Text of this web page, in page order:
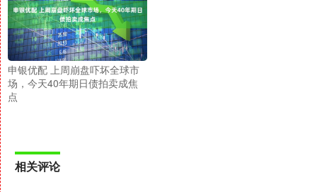
申银优配 上周崩盘吓坏全球市
场，今天40年期日债拍卖成焦
点
相关评论